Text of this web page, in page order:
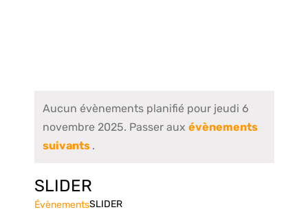
Aucun évènements planifié pour jeudi 6
novembre 2025. Passer aux évènements
suivants .
SLIDER
ÉvènementsSLIDER